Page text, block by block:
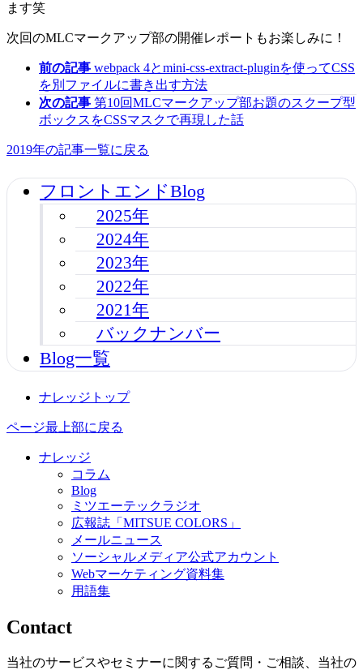
ます笑
次回のMLCマークアップ部の開催レポートもお楽しみに！
前の記事 webpack 4とmini-css-extract-pluginを使ってCSS
を別ファイルに書き出す方法
次の記事 第10回MLCマークアップ部お題のスクープ型
ボックスをCSSマスクで再現した話
2019年の記事一覧に戻る
フロントエンドBlog
2025年
2024年
2023年
2022年
2021年
バックナンバー
Blog一覧
ナレッジトップ
ページ最上部に戻る
ナレッジ
コラム
Blog
ミツエーテックラジオ
広報誌「MITSUE COLORS」
メールニュース
ソーシャルメディア公式アカウント
Webマーケティング資料集
用語集
Contact
当社のサービスやセミナーに関するご質問・ご相談、当社の